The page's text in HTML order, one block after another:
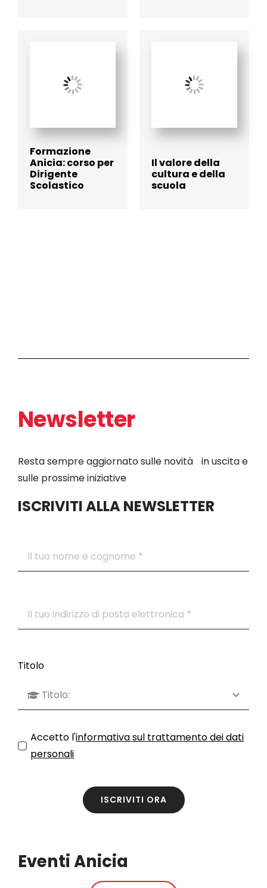
Formazione
Anicia: corso per
Dirigente
Scolastico
Il valore della
cultura e della
scuola
Newsletter
Resta sempre aggiornato sulle novità in uscita e
sulle prossime iniziative
ISCRIVITI ALLA NEWSLETTER
Titolo
Accetto l'informativa sul trattamento dei dati
personali
ISCRIVITI ORA
Eventi Anicia